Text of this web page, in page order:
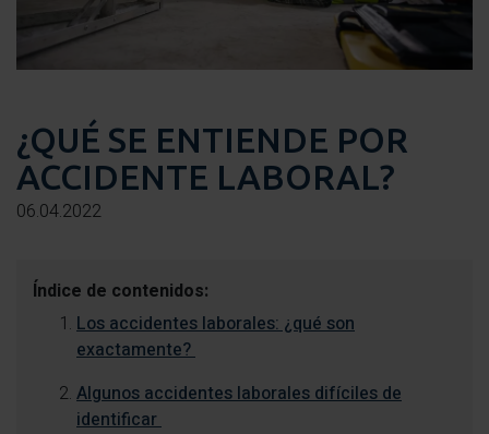
¿QUÉ SE ENTIENDE POR
ACCIDENTE LABORAL?
06.04.2022
Índice de contenidos:
Los accidentes laborales: ¿qué son
exactamente?
Algunos accidentes laborales difíciles de
identificar